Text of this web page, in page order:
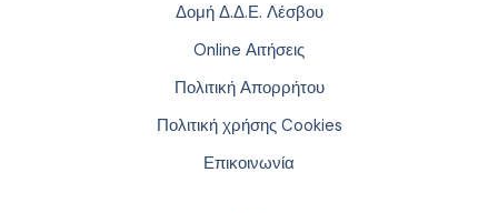
Δομή Δ.Δ.Ε. Λέσβου
Online Αιτήσεις
Πολιτική Απορρήτου
Πολιτική χρήσης Cookies
Επικοινωνία